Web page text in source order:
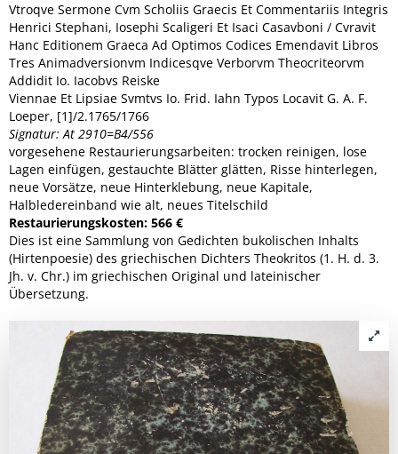
Vtroqve Sermone Cvm Scholiis Graecis Et Commentariis Integris
Henrici Stephani, Iosephi Scaligeri Et Isaci Casavboni / Cvravit
Hanc Editionem Graeca Ad Optimos Codices Emendavit Libros
Tres Animadversionvm Indicesqve Verborvm Theocriteorvm
Addidit Io. Iacobvs Reiske
Viennae Et Lipsiae Svmtvs Io. Frid. Iahn Typos Locavit G. A. F.
Loeper, [1]/2.1765/1766
Signatur: At 2910=B4/556
vorgesehene Restaurierungsarbeiten: trocken reinigen, lose
Lagen einfügen, gestauchte Blätter glätten, Risse hinterlegen,
neue Vorsätze, neue Hinterklebung, neue Kapitale,
Halbledereinband wie alt, neues Titelschild
Restaurierungskosten: 566 €
Dies ist eine Sammlung von Gedichten bukolischen Inhalts
(Hirtenpoesie) des griechischen Dichters Theokritos (1. H. d. 3.
Jh. v. Chr.) im griechischen Original und lateinischer
Übersetzung.